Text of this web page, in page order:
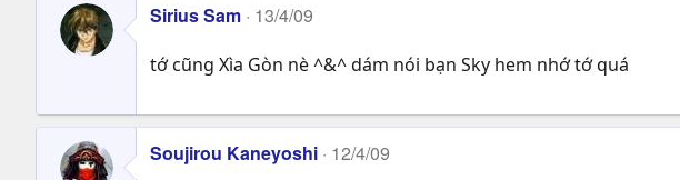
Sirius Sam 13/4/09
tớ cũng Xìa Gòn nè ^&^ dám nói bạn Sky hem nhớ tớ quá
Soujirou Kaneyoshi 12/4/09